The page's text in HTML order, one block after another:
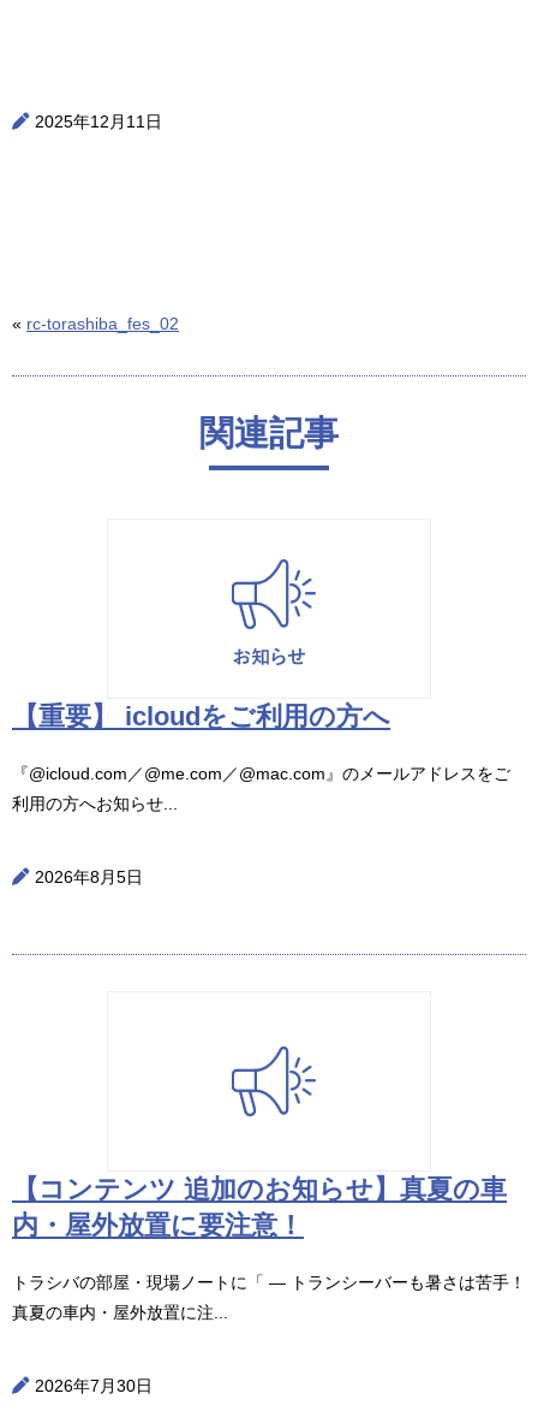
2025年12月11日
« rc-torashiba_fes_02
関連記事
【重要】 icloudをご利用の方へ
『@icloud.com／@me.com／@mac.com』のメールアドレスをご
利用の方へお知らせ...
2026年8月5日
【コンテンツ 追加のお知らせ】真夏の車
内・屋外放置に要注意！
トラシバの部屋・現場ノートに「 ― トランシーバーも暑さは苦手！
真夏の車内・屋外放置に注...
2026年7月30日